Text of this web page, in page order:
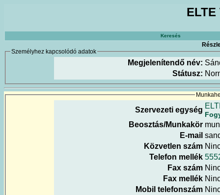
Keresés
Személyhez kapcsolódó adatok
Megjelenítendő név:
Státusz:
Szervezeti egység
Beosztás/Munkakör
E-mail
Közvetlen szám
Telefon mellék
Fax szám
Fax mellék
Mobil telefonszám